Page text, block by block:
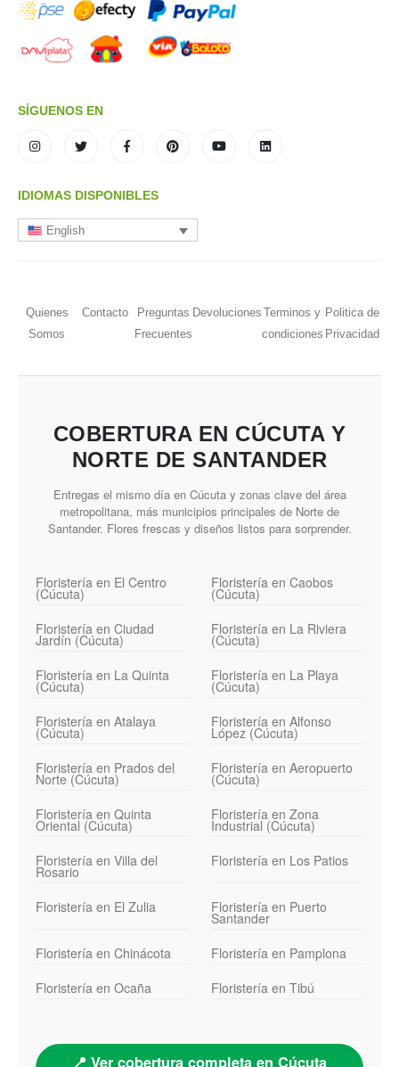
SÍGUENOS EN
IDIOMAS DISPONIBLES
English
Quienes
Somos
Contacto
Preguntas
Frecuentes
Devoluciones Terminos y
condiciones
Politica de
Privacidad
COBERTURA EN CÚCUTA Y
NORTE DE SANTANDER
Entregas el mismo día en Cúcuta y zonas clave del área
metropolitana, más municipios principales de Norte de
Santander. Flores frescas y diseños listos para sorprender.
Floristería en El Centro
(Cúcuta)
Floristería en Caobos
(Cúcuta)
Floristería en Ciudad
Jardín (Cúcuta)
Floristería en La Riviera
(Cúcuta)
Floristería en La Quinta
(Cúcuta)
Floristería en La Playa
(Cúcuta)
Floristería en Atalaya
(Cúcuta)
Floristería en Alfonso
López (Cúcuta)
Floristería en Prados del
Norte (Cúcuta)
Floristería en Aeropuerto
(Cúcuta)
Floristería en Quinta
Oriental (Cúcuta)
Floristería en Zona
Industrial (Cúcuta)
Floristería en Villa del
Rosario
Floristería en Los Patios
Floristería en El Zulia Floristería en Puerto
Santander
Floristería en Chinácota
Floristería en Pamplona
Floristería en Ocaña
Floristería en Tibú
📍 Ver cobertura completa en Cúcuta